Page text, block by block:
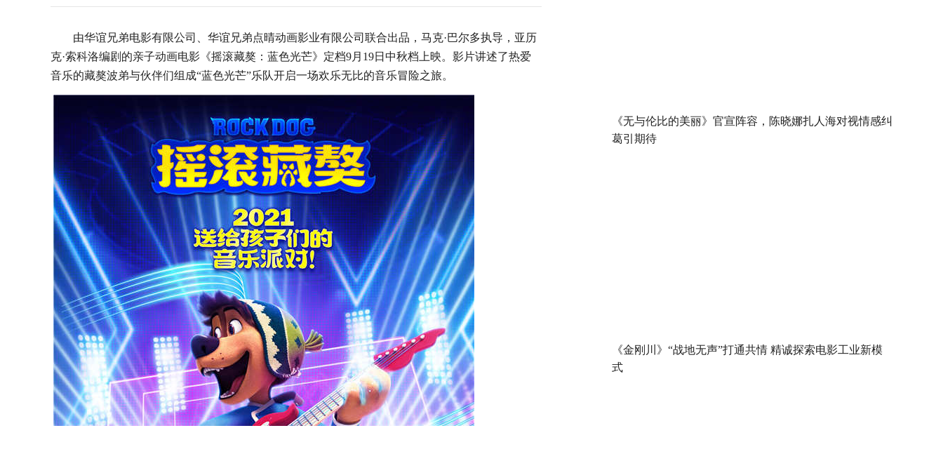
由华谊兄弟电影有限公司 、华谊兄弟点晴动画影业有限公司 联合出品， 马克·巴尔多执导， 亚历
克·索科洛编剧 的亲子动画电影《摇滚藏獒：蓝色光芒》定档9月19日中秋档上映。影片讲述了热爱
音乐的藏獒波弟与伙伴们组成“蓝色光芒”乐队开启一场欢乐无比的音乐冒险之旅。
《无与伦比的美丽》官宣阵容，陈晓娜扎人海对视情感纠
葛引期待
《金刚川》“战地无声”打通共情 精诚探索电影工业新模
式